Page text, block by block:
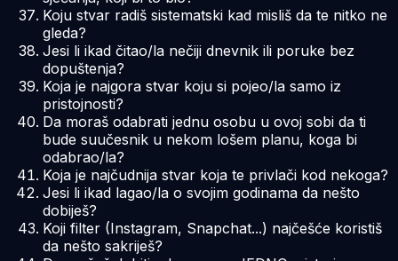
Koju stvar radiš sistematski kad misliš da te nitko ne
gleda?
Jesi li ikad čitao/la nečiji dnevnik ili poruke bez
dopuštenja?
Koja je najgora stvar koju si pojeo/la samo iz
pristojnosti?
Da moraš odabrati jednu osobu u ovoj sobi da ti
bude suučesnik u nekom lošem planu, koga bi
odabrao/la?
Koja je najčudnija stvar koja te privlači kod nekoga?
Jesi li ikad lagao/la o svojim godinama da nešto
dobiješ?
Koji filter (Instagram, Snapchat...) najčešće koristiš
da nešto sakriješ?